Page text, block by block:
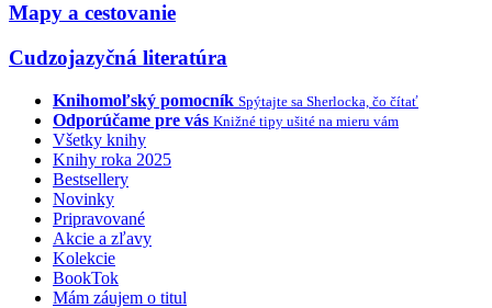
Mapy a cestovanie
Cudzojazyčná literatúra
Knihomoľský pomocník Spýtajte sa Sherlocka, čo čítať
Odporúčame pre vás Knižné tipy ušité na mieru vám
Všetky knihy
Knihy roka 2025
Bestsellery
Novinky
Pripravované
Akcie a zľavy
Kolekcie
BookTok
Mám záujem o titul